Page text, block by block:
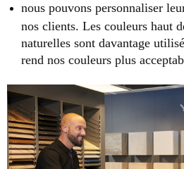
nous pouvons personnaliser
nos clients. Les couleurs haut
naturelles sont davantage
rend nos couleurs plus